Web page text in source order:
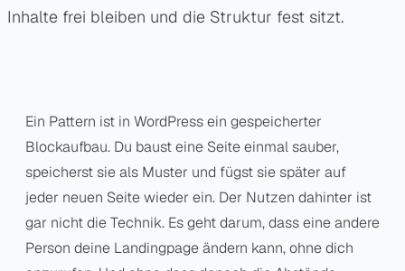
Inhalte frei bleiben und die Struktur fest sitzt.
Ein Pattern ist in WordPress ein gespeicherter
Blockaufbau. Du baust eine Seite einmal sauber,
speicherst sie als Muster und fügst sie später auf
jeder neuen Seite wieder ein. Der Nutzen dahinter ist
gar nicht die Technik. Es geht darum, dass eine andere
Person deine Landingpage ändern kann, ohne dich